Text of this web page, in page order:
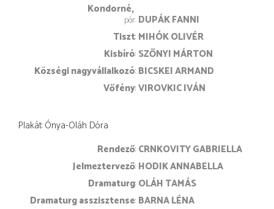
Kondorné
pór DUPÁK FANNI
Tiszt MIHÓK OLIVÉR
Kisbíró SZŐNYI MÁRTON
Községi nagyvállalkozó BICSKEI ARMAND
Vőfény VIROVKIC IVÁN
Plakát: Ónya-Oláh Dóra
rendező CRNKOVITY GABRIELLA
jelmeztervező HODIK ANNABELLA
dramaturg OLÁH TAMÁS
dramaturg asszisztense BARNA LÉNA